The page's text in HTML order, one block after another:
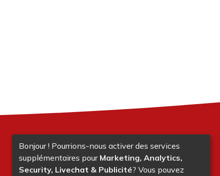
Bonjour ! Pourrions-nous activer des services
supplémentaires pour Marketing, Analytics,
Security, Livechat & Publicité? Vous pouvez